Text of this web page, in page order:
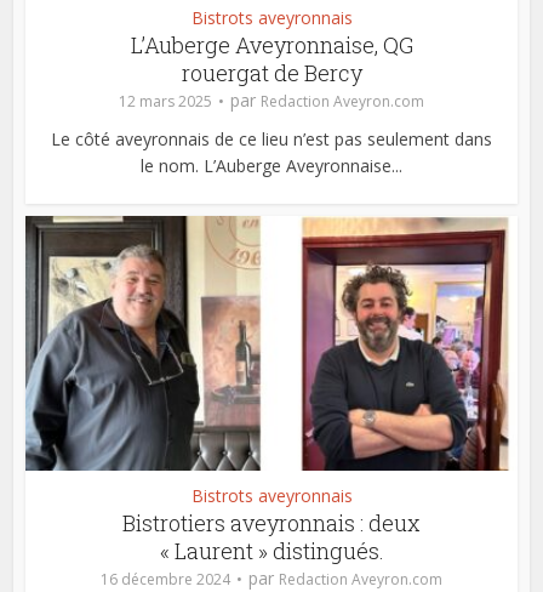
Bistrots aveyronnais
L’Auberge Aveyronnaise, QG
rouergat de Bercy
12 mars 2025 par Redaction Aveyron.com
Le côté aveyronnais de ce lieu n’est pas seulement dans
le nom. L’Auberge Aveyronnaise...
Bistrots aveyronnais
Bistrotiers aveyronnais : deux
« Laurent » distingués.
16 décembre 2024 par Redaction Aveyron.com